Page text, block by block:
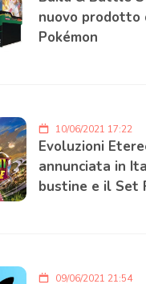
nuovo prodotto
Pokémon
10/06/2021 17:22
Evoluzioni
annunciata in
bustine e il Set
09/06/2021 21:54